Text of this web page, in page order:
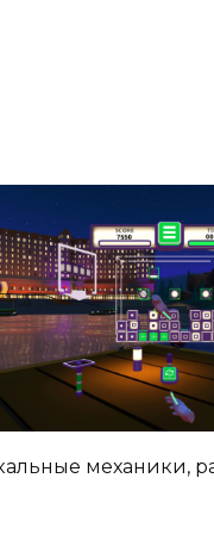
механики,